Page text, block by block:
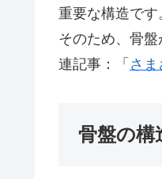
重要な構造です
そのため、骨
連記事：「 さ
骨盤の構